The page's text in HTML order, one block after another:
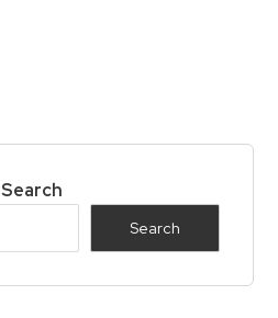
Search
Search